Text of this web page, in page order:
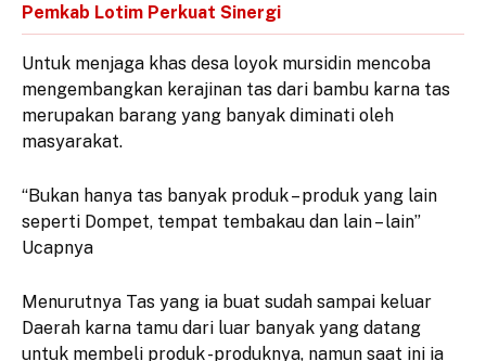
Pemkab Lotim Perkuat Sinergi
Untuk menjaga khas desa loyok mursidin mencoba
mengembangkan kerajinan tas dari bambu karna tas
merupakan barang yang banyak diminati oleh
masyarakat.
“Bukan hanya tas banyak produk – produk yang lain
seperti Dompet, tempat tembakau dan lain – lain”
Ucapnya
Menurutnya Tas yang ia buat sudah sampai keluar
Daerah karna tamu dari luar banyak yang datang
untuk membeli produk -produknya, namun saat ini ia